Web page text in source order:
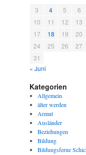
3
4 5 6
10
11 12 13
17
18 19 20
24
25 26 27
31
« Juni
Kategorien
Allgemein
älter werden
Armut
Ausländer
Beziehungen
Bildung
Bildungsferne